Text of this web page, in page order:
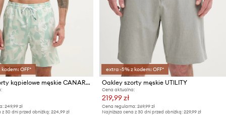
OFF*
Oakley szorty kąpielowe męskie CANARY PALMS
249,99 zł
z 30 dni przed obniżką: 224,99 zł
extra -5% z kodem: OFF*
Oakley szorty męskie UTILITY
Cena aktualna:
219,99 zł
Cena regularna: 269,99 zł
Najniższa cena z 30 dni przed obniżką: 229,99 zł